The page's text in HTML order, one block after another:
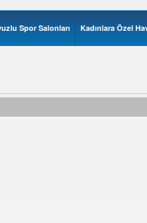
Spor Salonları Kadınlara Özel